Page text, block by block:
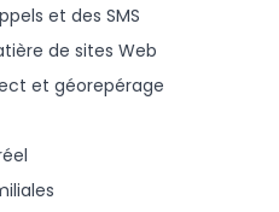
et des SMS
de sites Web
et géorepérage